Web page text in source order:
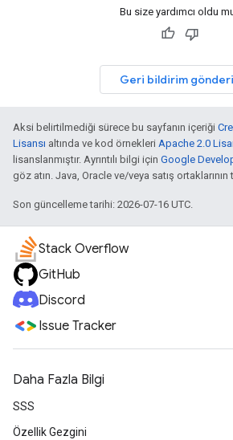
Bu size yardımcı oldu
Geri bildirim
Aksi belirtilmediği sürece bu sayfanın içeriği
Lisansı altında ve kod örnekleri Apache 2.0
lisanslanmıştır. Ayrıntılı bilgi için Google
göz atın. Java, Oracle ve/veya satış
Son güncelleme tarihi: 2026-07-16 UTC.
Stack Overflow
GitHub
Discord
Issue Tracker
Daha Fazla Bilgi
SSS
Özellik Gezgini